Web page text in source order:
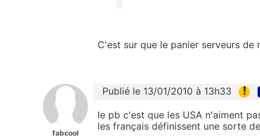
C'est sur que le panier serveurs de
fabcool
Publié le 13/01/2010 à 13h33 !
le pb c'est que les USA n'aiment
les français définissent une sorte